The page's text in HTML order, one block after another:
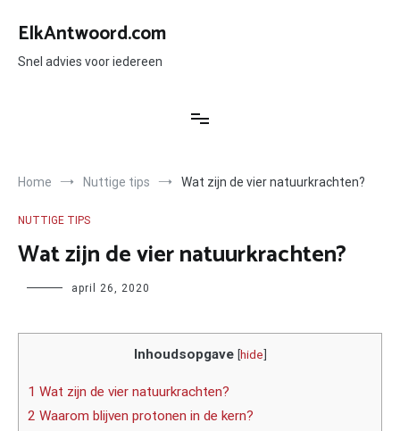
naar
inhoud
ElkAntwoord.com
Snel advies voor iedereen
Home Nuttige tips Wat zijn de vier natuurkrachten?
NUTTIGE TIPS
Wat zijn de vier natuurkrachten?
Author april 26, 2020
Inhoudsopgave [hide]
1 Wat zijn de vier natuurkrachten?
2 Waarom blijven protonen in de kern?